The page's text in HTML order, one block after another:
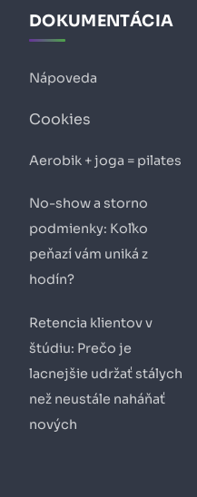
DOKUMENTÁCIA
Nápoveda
Cookies
Aerobik + joga = pilates
No-show a storno
podmienky: Koľko
peňazí vám uniká z
hodín?
Retencia klientov v
štúdiu: Prečo je
lacnejšie udržať stálych
než neustále naháňať
nových